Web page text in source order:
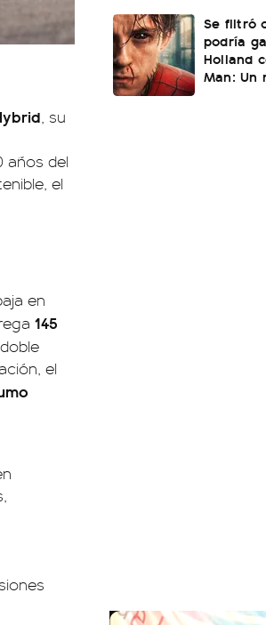
, su
años del
el
en
145
el
Se filtró
podría
Holland
Man: Un